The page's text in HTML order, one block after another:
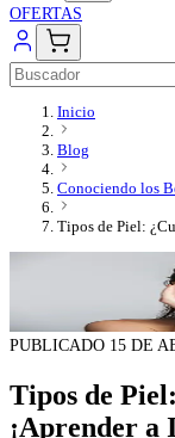
OFERTAS
Inicio
Blog
Conociendo los
Tipos de Piel:
PUBLICADO 15 DE
Tipos de
¡Aprender